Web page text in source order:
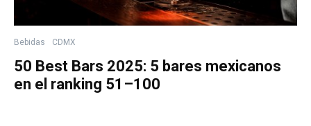
Bebidas CDMX
50 Best Bars 2025: 5 bares mexicanos
en el ranking 51–100